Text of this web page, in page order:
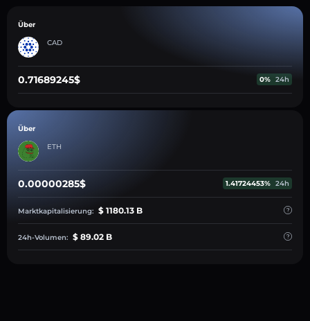
Über
CAD
0.71689245$ 0% 24h
Über
ETH
0.00000285$ 1.41724453% 24h
Marktkapitalisierung: $ 1180.13 B
24h-Volumen: $ 89.02 B